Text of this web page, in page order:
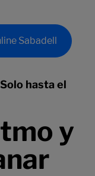
Sabadell
hasta el
y